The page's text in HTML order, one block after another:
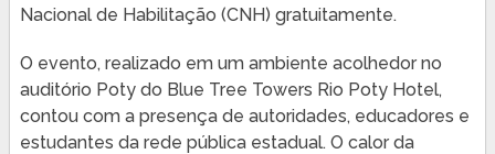
Nacional de Habilitação (CNH) gratuitamente.
O evento, realizado em um ambiente acolhedor no
auditório Poty do Blue Tree Towers Rio Poty Hotel,
contou com a presença de autoridades, educadores e
estudantes da rede pública estadual. O calor da